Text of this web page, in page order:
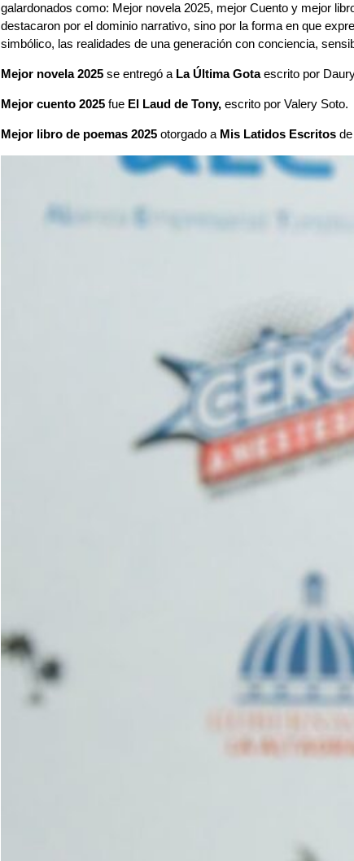
galardonados como: Mejor novela 2025, mejor Cuento y mejor
destacaron por el dominio narrativo, sino por la forma en que
simbólico, las realidades de una generación con conciencia,
Mejor novela 2025 se entregó a La Última Gotaescrito por
Mejor cuento 2025 fue El Laud de Tony, escrito por Valery Soto.
Mejor libro de poemas 2025otorgado a Mis Latidos Escritos